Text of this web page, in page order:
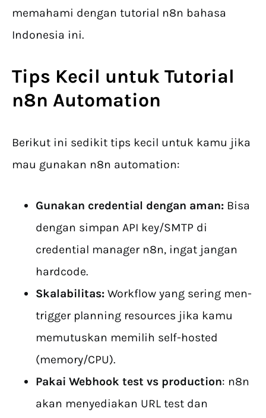
memahami dengan tutorial n8n bahasa
Indonesia ini.
Tips Kecil untuk Tutorial
n8n Automation
Berikut ini sedikit tips kecil untuk kamu jika
mau gunakan n8n automation:
Gunakan credential dengan aman: Bisa
dengan simpan API key/SMTP di
credential manager n8n, ingat jangan
hardcode.
Skalabilitas: Workflow yang sering men-
trigger planning resources jika kamu
memutuskan memilih self-hosted
(memory/CPU).
Pakai Webhook test vs production: n8n
akan menyediakan URL test dan